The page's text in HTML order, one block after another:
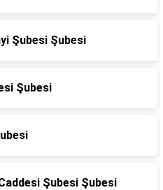
Şubesi Şubesi
Şubesi
Şubesi Şubesi